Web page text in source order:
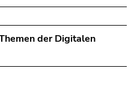
der Digitalen